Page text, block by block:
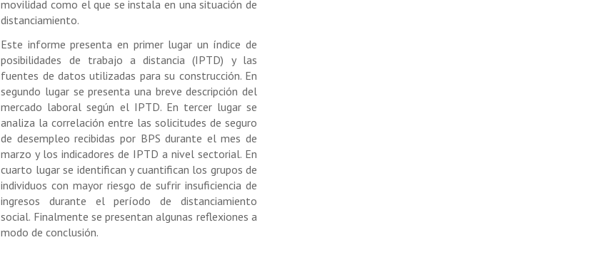
movilidad como el que se instala en una situación de
distanciamiento.
Este informe presenta en primer lugar un índice de
posibilidades de trabajo a distancia (IPTD) y las
fuentes de datos utilizadas para su construcción. En
segundo lugar se presenta una breve descripción del
mercado laboral según el IPTD. En tercer lugar se
analiza la correlación entre las solicitudes de seguro
de desempleo recibidas por BPS durante el mes de
marzo y los indicadores de IPTD a nivel sectorial. En
cuarto lugar se identifican y cuantifican los grupos de
individuos con mayor riesgo de sufrir insuficiencia de
ingresos durante el período de distanciamiento
social. Finalmente se presentan algunas reflexiones a
modo de conclusión.